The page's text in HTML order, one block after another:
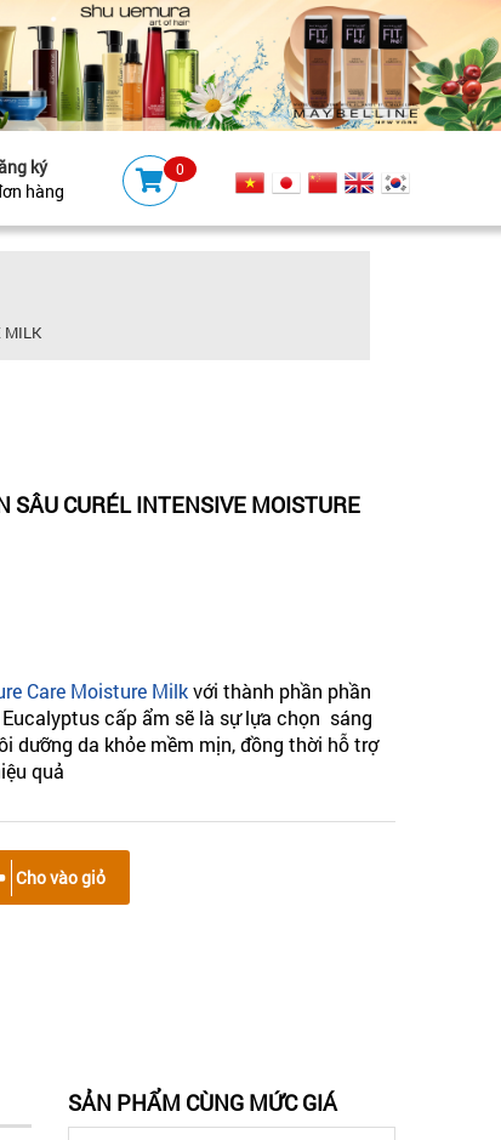
ký
hàng
0
MILK
SÂU CURÉL INTENSIVE MOISTURE
Care Moisture Milkvới thành phần phần
cấp ẩm sẽ là sự lựa chọn sáng
dưỡng da khỏe mềm mịn, đồng thời hỗ trợ
quả
Cho vào giỏ
SẢN PHẨM CÙNG MỨC GIÁ